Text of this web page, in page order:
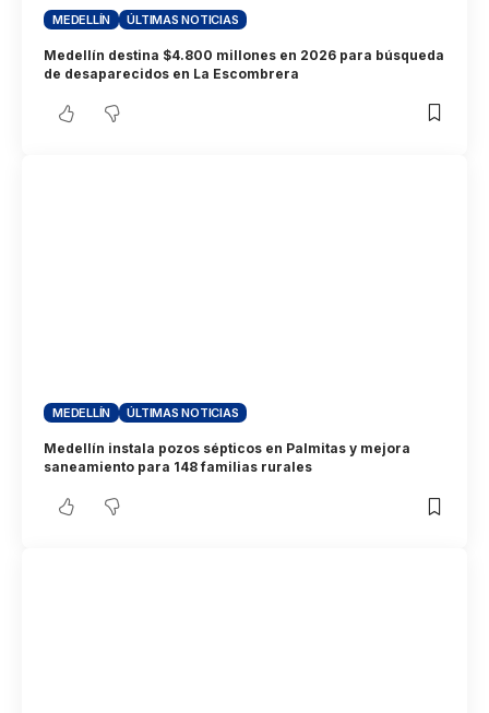
MEDELLÍN ÚLTIMAS NOTICIAS
Medellín destina $4.800 millones en 2026 para búsqueda
de desaparecidos en La Escombrera
MEDELLÍN ÚLTIMAS NOTICIAS
Medellín instala pozos sépticos en Palmitas y mejora
saneamiento para 148 familias rurales